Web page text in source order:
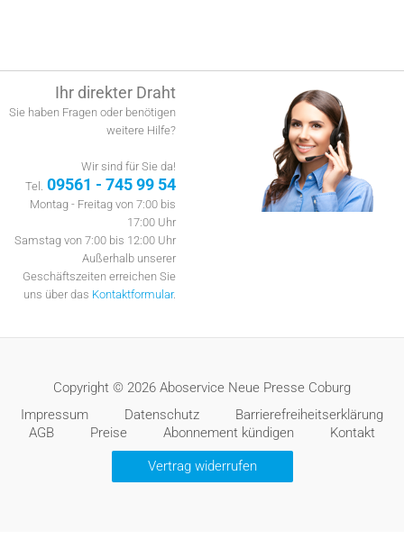
Ihr direkter Draht
Sie haben Fragen oder benötigen
weitere Hilfe?
Wir sind für Sie da!
Tel. 09561 - 745 99 54
Montag - Freitag von 7:00 bis
17:00 Uhr
Samstag von 7:00 bis 12:00 Uhr
Außerhalb unserer
Geschäftszeiten erreichen Sie
uns über das Kontaktformular.
Copyright © 2026 Aboservice Neue Presse Coburg
Impressum
Datenschutz
Barrierefreiheitserklärung
AGB
Preise Abonnement kündigen Kontakt
Vertrag widerrufen